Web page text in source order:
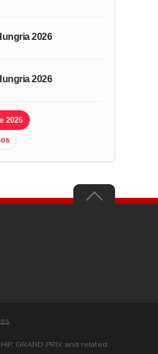
2026
2026
2026
GRAND PRIX and related